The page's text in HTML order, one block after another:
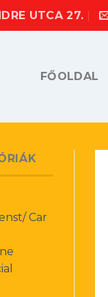
UTCA 27.
FŐOLDAL
Car